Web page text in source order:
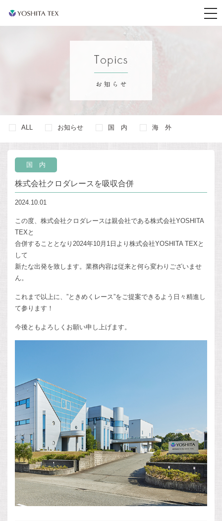
t
o
g
o
ALL お知らせ 国 内 海 外
国 内
株式会社クロダレースを吸収合併
2024.10.01
この度、株式会社クロダレースは親会社である株式会社YOSHITA
TEXと
合併することとなり2024年10月1日より株式会社YOSHITA TEXと
して
新たな出発を致します。業務内容は従来と何ら変わりございませ
ん。
これまで以上に、”ときめくレース”をご提案できるよう日々精進し
て参ります！
今後ともよろしくお願い申し上げます。